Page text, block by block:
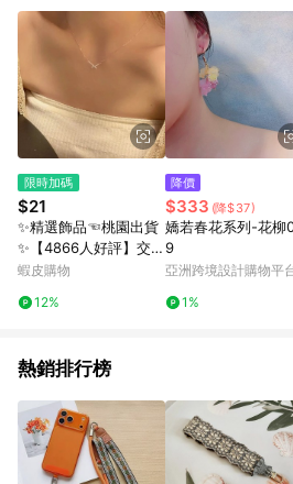
限時加碼
$21
✨精選飾品☜桃園出貨
✨【4866人好評】交叉
項鏈女ins不掉色新款
鏈送女友520禮物
蝦皮購物
12%
降價
$333 (降$37)
嬌若春花系列-花柳
9
亞洲跨境設計購物平
1%
熱銷排行榜